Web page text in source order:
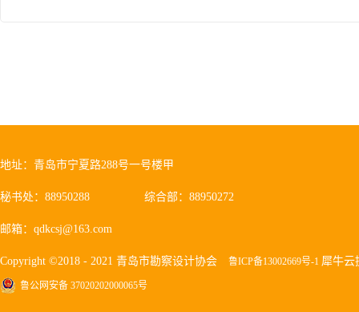
地址：青岛市宁夏路288号一号楼甲
秘书处：88950288 综合部：88950272
邮箱：qdkcsj@163.com
Copyright ©2018 - 2021 青岛市勘察设计协会 鲁ICP备13002669号-1 犀牛云
鲁公网安备 37020202000065号